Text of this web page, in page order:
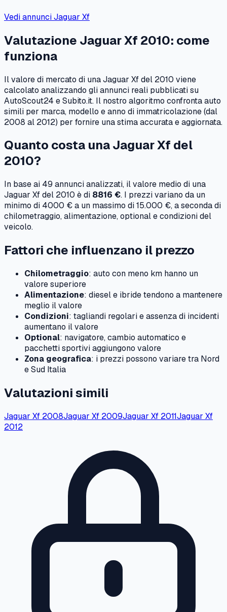
Vedi annunciJaguar Xf
Valutazione JaguarXf 2010: come
funziona
Il valore di mercato di unaJaguar Xfdel 2010 viene
calcolato analizzando gli annunci reali pubblicati su
AutoScout24 e Subito.it. Il nostro algoritmo confronta auto
simili per marca, modello e anno di immatricolazione (dal
2008 al 2012) per fornire una stima accurata e aggiornata.
Quanto costa unaJaguarXf del
2010?
In base ai 49 annunci analizzati, il valore medio di una
Jaguar Xfdel 2010 è di 8816 €. I prezzi variano da un
minimo di 4000 €a un massimo di15.000 €, a seconda di
chilometraggio, alimentazione, optional e condizioni del
veicolo.
Fattori che influenzano il prezzo
Chilometraggio: auto con meno km hanno un
valore superiore
Alimentazione: diesel e ibride tendono a mantenere
meglio il valore
Condizioni: tagliandi regolari e assenza di incidenti
aumentano il valore
Optional: navigatore, cambio automatico e
pacchetti sportivi aggiungono valore
Zona geografica: i prezzi possono variare tra Nord
e Sud Italia
Valutazioni simili
Jaguar Xf 2008Jaguar Xf 2009Jaguar Xf 2011Jaguar Xf
2012